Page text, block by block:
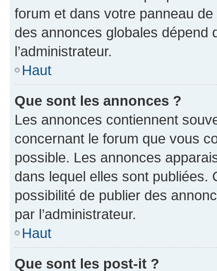
forum et dans votre panneau
des annonces globales dépend
l’administrateur.
Haut
Que sont les annonces ?
Les annonces contiennent
concernant le forum que vous
possible. Les annonces
dans lequel elles sont publiées.
possibilité de publier des
par l’administrateur.
Haut
Que sont les post-it ?